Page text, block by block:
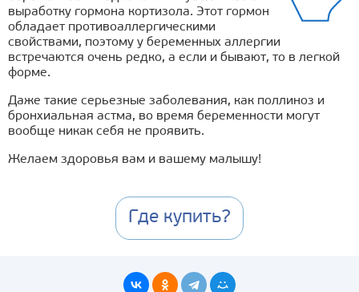
выработку гормона кортизола. Этот гормон
обладает противоаллергическими
свойствами, поэтому у беременных аллергии
встречаются очень редко, а если и бывают, то в легкой
форме.
Даже такие серьезные заболевания, как поллиноз и
бронхиальная астма, во время беременности могут
вообще никак себя не проявить.
Желаем здоровья вам и вашему малышу!
Где купить?